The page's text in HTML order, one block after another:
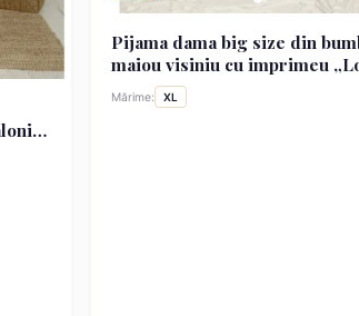
Pijama dama big size din
maiou visiniu cu imprimeu
Yourself” și pantaloni scurti
Mărime: XL